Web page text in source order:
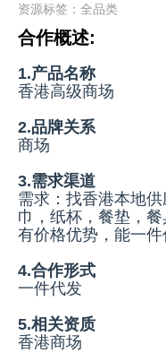
资源标签： 全品类
合作概述:
1.产品名称
香港高级商场
2.品牌关系
商场
3.需求渠道
需求：找香港本地
巾，纸杯，餐垫，
有价格优势，能一
4.合作形式
一件代发
5.相关资质
香港商场